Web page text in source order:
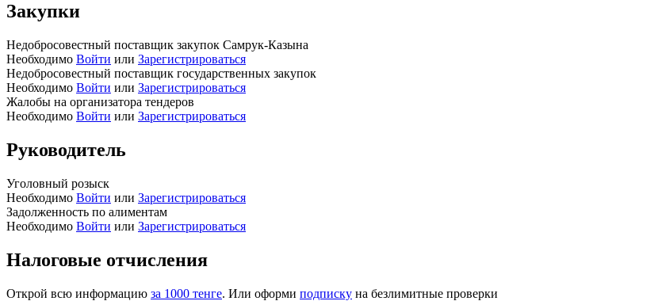
Закупки
Недобросовестный поставщик закупок Самрук-Казына
Необходимо Войти или Зарегистрироваться
Недобросовестный поставщик государственных закупок
Необходимо Войти или Зарегистрироваться
Жалобы на организатора тендеров
Необходимо Войти или Зарегистрироваться
Руководитель
Уголовный розыск
Необходимо Войти или Зарегистрироваться
Задолженность по алиментам
Необходимо Войти или Зарегистрироваться
Налоговые отчисления
Открой всю информацию за 1000 тенге. Или оформи подписку на безлимитные проверки